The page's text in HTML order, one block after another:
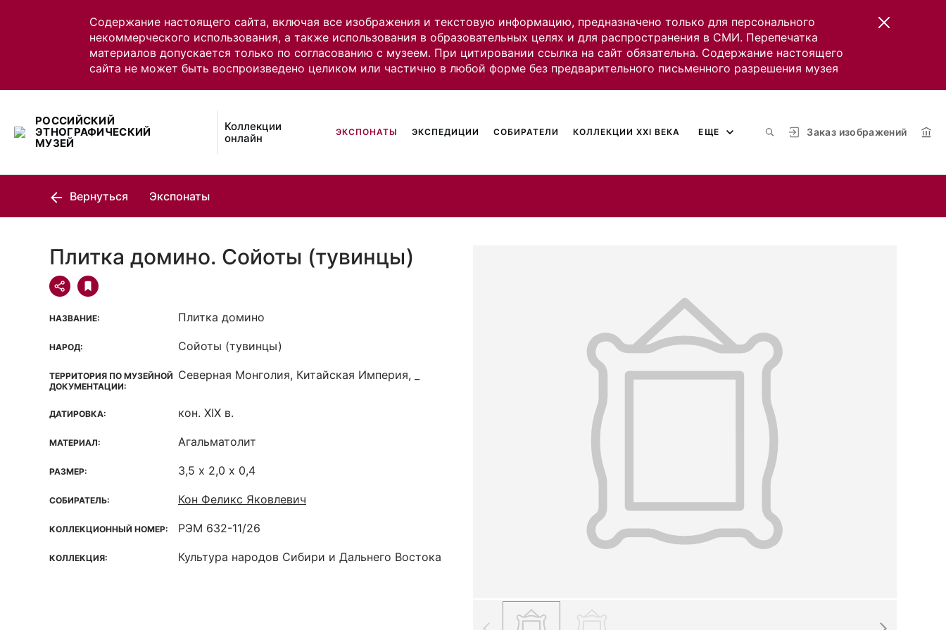
Содержание настоящего сайта, включая все изображения и текстовую информацию, предназначено только для персонального
некоммерческого использования, а также использования в образовательных целях и для распространения в СМИ. Перепечатка
материалов допускается только по согласованию с музеем. При цитировании ссылка на сайт обязательна. Содержание настоящего
сайта не может быть воспроизведено целиком или частично в любой форме без предварительного письменного разрешения музея
РОССИЙСКИЙ
ЭТНОГРАФИЧЕСКИЙ
МУЗЕЙ
Коллекции
онлайн
Заказ изображений
ЭКСПОНАТЫ ЭКСПЕДИЦИИ СОБИРАТЕЛИ КОЛЛЕКЦИИ XXI ВЕКА ЕЩЕ
Вернуться Экспонаты
Плитка домино. Сойоты (тувинцы)
НАЗВАНИЕ: Плитка домино
НАРОД: Сойоты (тувинцы)
ТЕРРИТОРИЯ ПО МУЗЕЙНОЙ
ДОКУМЕНТАЦИИ:
Северная Монголия, Китайская Империя, _
ДАТИРОВКА: кон. XIX в.
МАТЕРИАЛ: Агальматолит
РАЗМЕР: 3,5 х 2,0 х 0,4
СОБИРАТЕЛЬ: Кон Феликс Яковлевич
КОЛЛЕКЦИОННЫЙ НОМЕР: РЭМ 632-11/26
КОЛЛЕКЦИЯ: Культура народов Сибири и Дальнего Востока